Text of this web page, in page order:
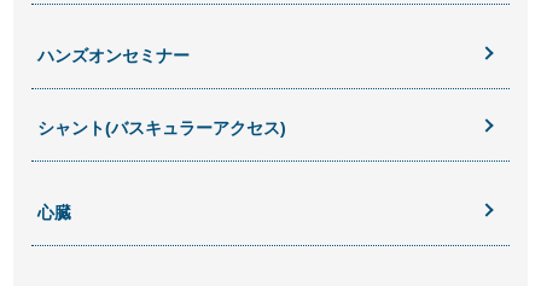
ハンズオンセミナー
シャント(バスキュラーアクセス)
心臓